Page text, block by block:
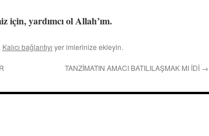
için, yardımcı ol Allah’ım.
Kalıcı bağlantıyı yer imlerinize ekleyin.
TANZİMATIN AMACI BATILILAŞMAK MI İDİ →